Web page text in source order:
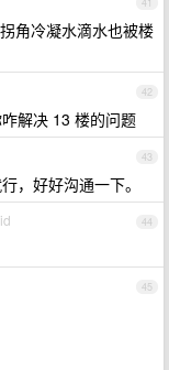
角冷凝水滴水也被楼
42
解决 13 楼的问题
43
，好好沟通一下。
44
45